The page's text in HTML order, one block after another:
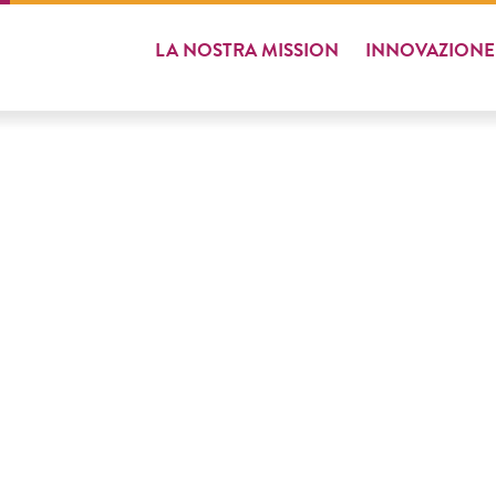
LANOSTRA MISSION INNOVAZIONE
LANOSTRA MISSION INNOVAZIONE